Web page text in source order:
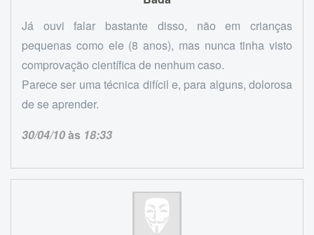
Já ouvi falar bastante disso, não em crianças
pequenas como ele (8 anos), mas nunca tinha visto
comprovação científica de nenhum caso.
Parece ser uma técnica difícil e, para alguns, dolorosa
de se aprender.
30/04/10às 18:33